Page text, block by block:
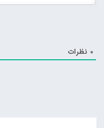
0 نظرات